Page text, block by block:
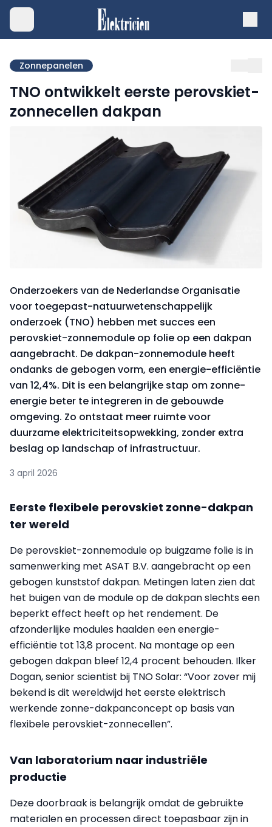
Zonnepanelen
TNO ontwikkelt eerste perovskiet-
zonnecellen dakpan
Onderzoekers van de Nederlandse Organisatie
voor toegepast-natuurwetenschappelijk
onderzoek (TNO) hebben met succes een
perovskiet-zonnemodule op folie op een dakpan
aangebracht. De dakpan-zonnemodule heeft
ondanks de gebogen vorm, een energie-efficiëntie
van 12,4%. Dit is een belangrijke stap om zonne-
energie beter te integreren in de gebouwde
omgeving. Zo ontstaat meer ruimte voor
duurzame elektriciteitsopwekking, zonder extra
beslag op landschap of infrastructuur.
3 april 2026
Eerste flexibele perovskiet zonne-dakpan
ter wereld
De perovskiet-zonnemodule op buigzame folie is in
samenwerking met ASAT B.V. aangebracht op een
gebogen kunststof dakpan. Metingen laten zien dat
het buigen van de module op de dakpan slechts een
beperkt effect heeft op het rendement. De
afzonderlijke modules haalden een energie-
efficiëntie tot 13,8 procent. Na montage op een
gebogen dakpan bleef 12,4 procent behouden. Ilker
Dogan, senior scientist bij TNO Solar: “Voor zover mij
bekend is dit wereldwijd het eerste elektrisch
werkende zonne-dakpanconcept op basis van
flexibele perovskiet-zonnecellen”.
Van laboratorium naar industriële
productie
Deze doorbraak is belangrijk omdat de gebruikte
materialen en processen direct toepasbaar zijn in